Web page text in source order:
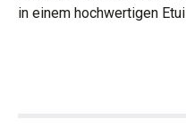
in einem hochwertigen